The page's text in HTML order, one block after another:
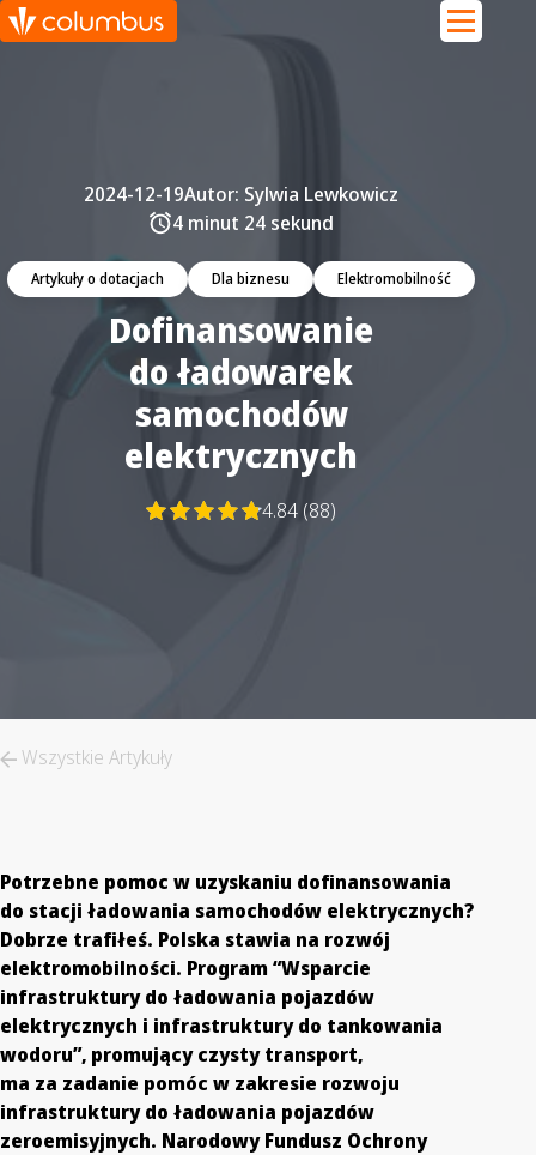
Artykuły o dotacjach Dla biznesu Elektromobilność
2024-12-19Autor: Sylwia Lewkowicz
4 minut 24 sekund
Dofinansowanie
do ładowarek
samochodów
elektrycznych
4.84 (88)
Wszystkie Artykuły
Potrzebne pomoc w uzyskaniu dofinansowania
do stacji ładowania samochodów elektrycznych?
Dobrze trafiłeś. Polska stawia na rozwój
elektromobilności. Program “Wsparcie
infrastruktury do ładowania pojazdów
elektrycznych i infrastruktury do tankowania
wodoru”, promujący czysty transport,
ma za zadanie pomóc w zakresie rozwoju
infrastruktury do ładowania pojazdów
zeroemisyjnych. Narodowy Fundusz Ochrony